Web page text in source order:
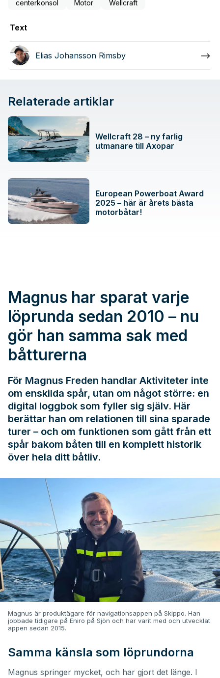
centerkonsol Motor Wellcraft
Text
Elias Johansson Rimsby
Relaterade artiklar
Wellcraft 28 – ny farlig
utmanare till Axopar
European Powerboat Award
2025 – här är årets bästa
motorbåtar!
Magnus har sparat varje
löprunda sedan 2010 – nu
gör han samma sak med
båtturerna
För Magnus Freden handlar Aktiviteter inte
om enskilda spår, utan om något större: en
digital loggbok som fyller sig själv. Här
berättar han om relationen till sina sparade
turer – och om funktionen som gått från ett
spår bakom båten till en komplett historik
över hela ditt båtliv.
Magnus är produktägare för navigationsappen på Skippo. Han
jobbade tidigare på Eniro på Sjön och har varit med och utvecklat
appen sedan 2015.
Samma känsla som löprundorna
Magnus springer mycket, och har gjort det länge. I